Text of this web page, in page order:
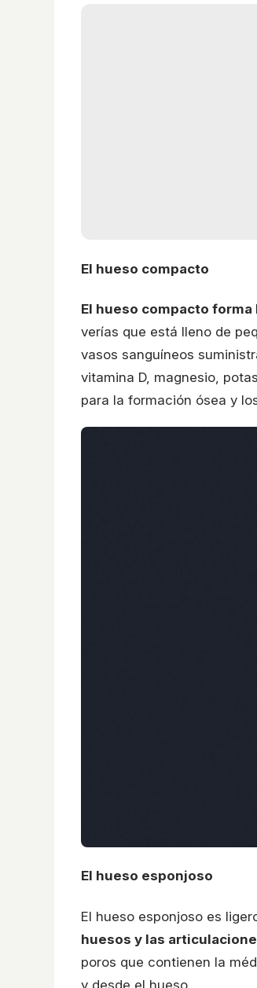
El hueso compacto
El hueso compacto
verías que está lleno de
vasos sanguíneos
vitamina D, magnesio,
para la formación ósea y
El hueso esponjoso
El hueso esponjoso es
huesos y las
poros que contienen la